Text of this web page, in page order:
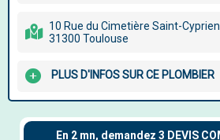
10 Rue du Cimetière Saint-Cyprien
31300 Toulouse
PLUS D'INFOS SUR CE PLOMBIER